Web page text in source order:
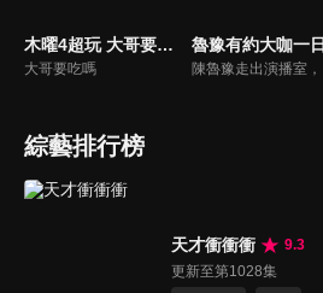
木曜4超玩 大哥要吃嗎
大哥要吃嗎
綜藝排行榜
天才衝衝衝
9.3
更新至第1028集